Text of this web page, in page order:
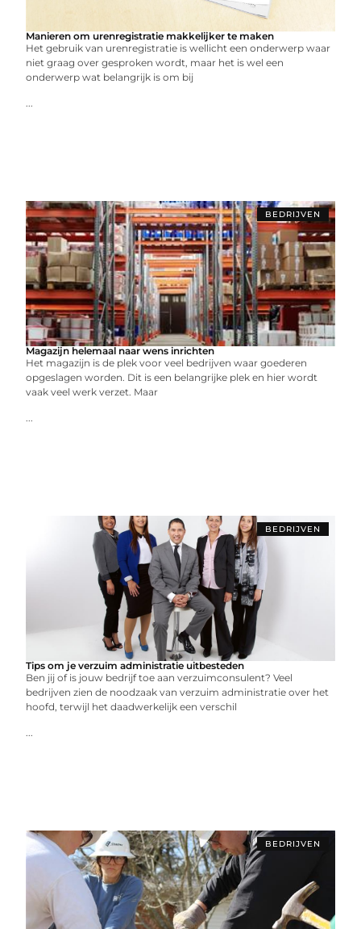
Manieren om urenregistratie makkelijker te maken
Het gebruik van urenregistratie is wellicht een onderwerp waar
niet graag over gesproken wordt, maar het is wel een
onderwerp wat belangrijk is om bij
...
BEDRIJVEN
Magazijn helemaal naar wens inrichten
Het magazijn is de plek voor veel bedrijven waar goederen
opgeslagen worden. Dit is een belangrijke plek en hier wordt
vaak veel werk verzet. Maar
...
BEDRIJVEN
Tips om je verzuim administratie uitbesteden
Ben jij of is jouw bedrijf toe aan verzuimconsulent? Veel
bedrijven zien de noodzaak van verzuim administratie over het
hoofd, terwijl het daadwerkelijk een verschil
...
BEDRIJVEN